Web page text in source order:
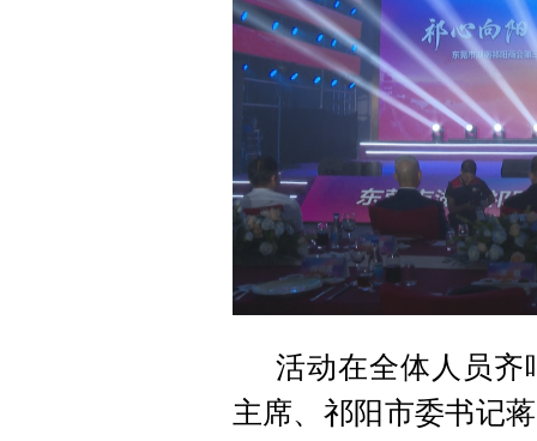
活动在全体人员齐
主席、祁阳市委书记